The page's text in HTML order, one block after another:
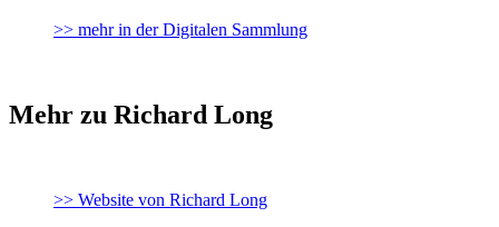
>> mehr in der Digitalen Sammlung
Mehr zu Richard Long
>> Website von Richard Long